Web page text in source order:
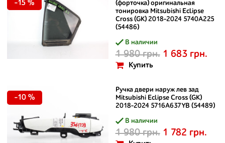
(форточка) оригинальная
тонировка Mitsubishi Eclipse
Cross (GK) 2018-2024 5740A225
(54486)
В наличии
1 980 грн. 1 683 грн.
Купить
-15 %
Ручка двери наруж лев зад
Mitsubishi Eclipse Cross (GK)
2018-2024 5716A637YB (54489)
В наличии
1 980 грн. 1 782 грн.
-10 %